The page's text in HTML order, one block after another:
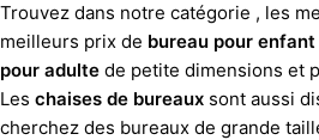
Trouvez dans notre catégorie , les
meilleurs prix de bureau pour enfant
pour adulte de petite dimensions et
Les chaises de bureaux sont aussi
cherchez des bureaux de grande